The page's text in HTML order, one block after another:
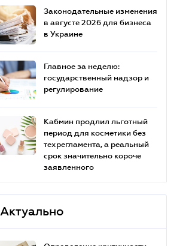
Законодательные изменения
в августе 2026 для бизнеса
в Украине
Главное за неделю:
государственный надзор и
регулирование
Кабмин продлил льготный
период для косметики без
техрегламента, а реальный
срок значительно короче
заявленного
Актуально